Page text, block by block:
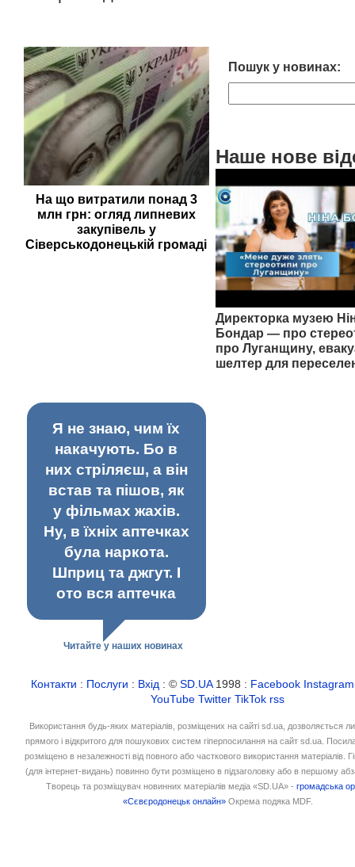
На що витратили понад 3
млн грн: огляд липневих
закупівель у
Сіверськодонецькій громаді
Пошук у новинах:
Наше нове
Директорка музею
Бондар — про
про Луганщину,
шелтер для
Я не знаю, чим їх
накачують. Бо в
них стріляєш, а він
встав та пішов, як
у фільмах жахів.
Ну, в їхніх аптечках
була наркота.
Шприц та джгут. І
ото вся аптечка
Читайте у наших новинах
Контакти : Послуги : Вхід : ©SD.UA1998 : Facebook Instagram
YouTube Twitter TikTok rss
Використання будь-яких матеріалів, розміщених на сайті sd.ua, дозволяється
прямого і відкритого для пошукових систем гіперпосилання на сайт sd.ua.
розміщено в незалежності від повного або часткового використання матеріалів.
(для інтернет-видань) повинно бути розміщено в підзаголовку або в першому
Творець та розміщувач новинних матеріалів медіа «SD.UA» -громадська
«Сєвєродонецьк онлайн» Окрема подяка MDF.